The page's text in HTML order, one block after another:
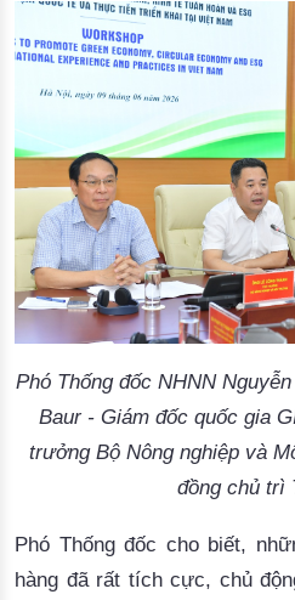
Phó Thống đốc NHNN
Baur - Giám đốc quốc gia
trưởng Bộ Nông nghiệp và
đồng chủ trì
Phó Thống đốc cho biết,
hàng đã rất tích cực, chủ